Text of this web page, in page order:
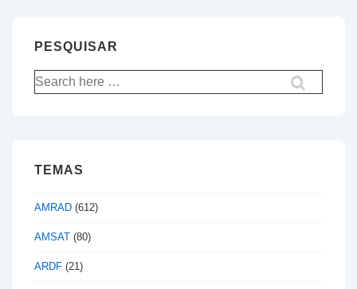
PESQUISAR
Pesquisar
por:
TEMAS
AMRAD (612)
AMSAT (80)
ARDF (21)